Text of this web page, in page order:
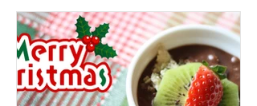
ーをご紹介します。